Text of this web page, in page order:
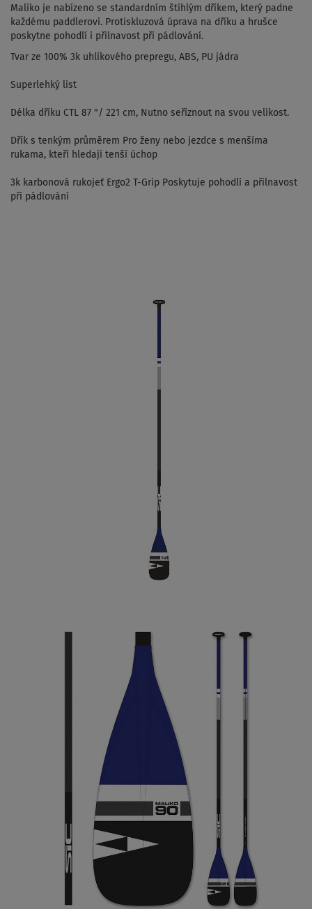
Maliko je nabízeno se standardním štíhlým dříkem, který padne
každému paddlerovi. Protiskluzová úprava na dříku a hrušce
poskytne pohodlí i přilnavost při pádlování.
Tvar ze 100% 3k uhlíkového prepregu, ABS, PU jádra
Superlehký list
Délka dříku CTL 87 "/ 221 cm, Nutno seříznout na svou velikost.
Dřík s tenkým průměrem Pro ženy nebo jezdce s menšíma
rukama, kteří hledají tenší úchop
3k karbonová rukojeť Ergo2 T-Grip Poskytuje pohodlí a přilnavost
při pádlování